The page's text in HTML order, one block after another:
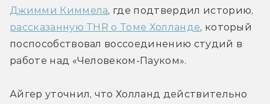
Джимми Киммела
рассказанную THR о Томе Холланде, который
поспособствовал воссоединению студий в
работе над «Человеком-Пауком».
Айгер уточнил, что Холланд действительно